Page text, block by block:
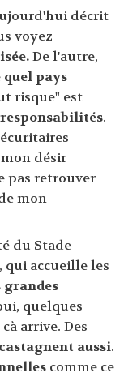
décrit
voyez
De l'autre,
pays
risque" est
.
désir
pas retrouver
mon
du Stade
qui accueille les
grandes
quelques
arrive. Des
aussi.
comme ce